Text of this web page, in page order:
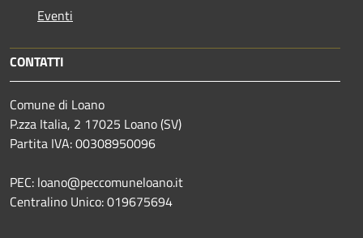
Eventi
CONTATTI
Comune di Loano
P.zza Italia, 2 17025 Loano (SV)
Partita IVA: 00308950096
PEC: loano@peccomuneloano.it
Centralino Unico: 019675694